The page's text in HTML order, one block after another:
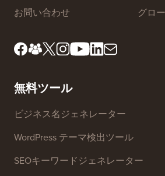
お問い合わせ
グロ
無料ツール
ビジネス名ジェネレーター
WordPress テーマ検出ツール
SEOキーワードジェネレーター